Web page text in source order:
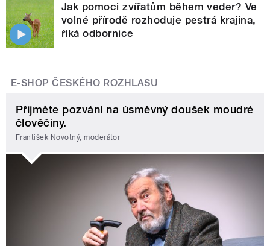
Jak pomoci zvířatům během veder? Ve
volné přírodě rozhoduje pestrá krajina,
říká odbornice
E-SHOP ČESKÉHO ROZHLASU
Přijměte pozvání na úsměvný doušek moudré
člověčiny.
František Novotný, moderátor